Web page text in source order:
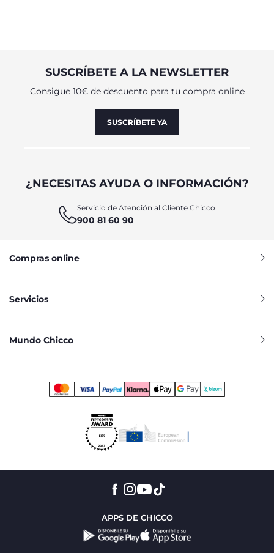
SUSCRÍBETE A LA NEWSLETTER
Consigue 10€ de descuento para tu compra online
SUSCRÍBETE YA
¿NECESITAS AYUDA O INFORMACIÓN?
Servicio de Atención al Cliente Chicco
900 81 60 90
Compras online
Servicios
Mundo Chicco
APPS DE CHICCO